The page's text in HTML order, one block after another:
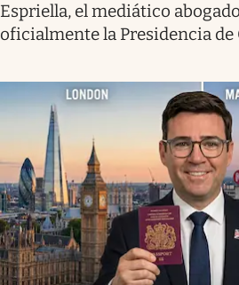
Espriella, el mediático
oficialmente la Presidencia de